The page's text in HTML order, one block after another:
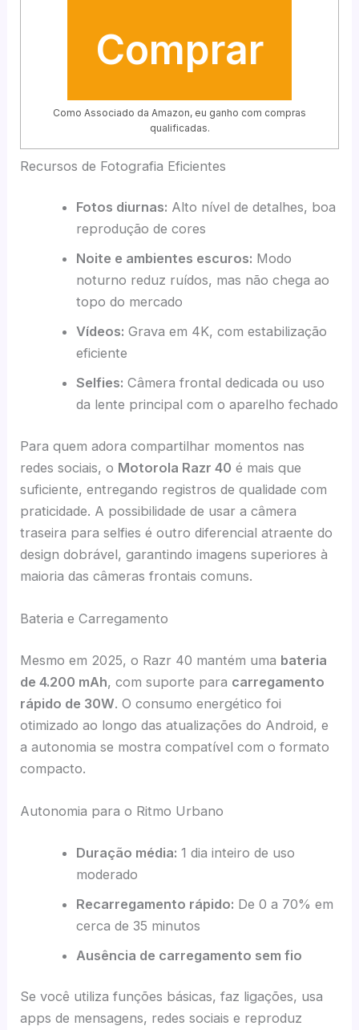
Comprar
Como Associado da Amazon, eu ganho com compras
qualificadas.
Recursos de Fotografia Eficientes
Fotos diurnas: Alto nível de detalhes, boa
reprodução de cores
Noite e ambientes escuros: Modo
noturno reduz ruídos, mas não chega ao
topo do mercado
Vídeos: Grava em 4K, com estabilização
eficiente
Selfies: Câmera frontal dedicada ou uso
da lente principal com o aparelho fechado
Para quem adora compartilhar momentos nas
redes sociais, o Motorola Razr 40 é mais que
suficiente, entregando registros de qualidade com
praticidade. A possibilidade de usar a câmera
traseira para selfies é outro diferencial atraente do
design dobrável, garantindo imagens superiores à
maioria das câmeras frontais comuns.
Bateria e Carregamento
Mesmo em 2025, o Razr 40 mantém uma bateria
de 4.200 mAh, com suporte para carregamento
rápido de 30W. O consumo energético foi
otimizado ao longo das atualizações do Android, e
a autonomia se mostra compatível com o formato
compacto.
Autonomia para o Ritmo Urbano
Duração média: 1 dia inteiro de uso
moderado
Recarregamento rápido: De 0 a 70% em
cerca de 35 minutos
Ausência de carregamento sem fio
Se você utiliza funções básicas, faz ligações, usa
apps de mensagens, redes sociais e reproduz